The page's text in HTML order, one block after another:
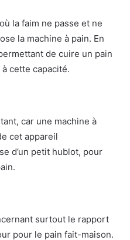
la faim ne passe et ne
la machine à pain. En
de cuire un pain
cette capacité.
car une machine à
cet appareil
d’un petit hublot, pour
surtout le rapport
pour le pain fait-maison.